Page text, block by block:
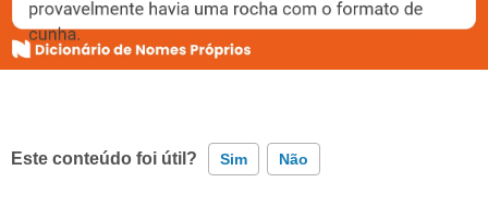
Este conteúdo foi útil? Sim Não